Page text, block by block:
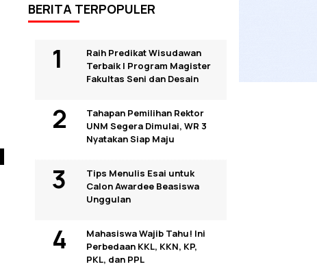
BERITA TERPOPULER
Raih Predikat Wisudawan
Terbaik I Program Magister
Fakultas Seni dan Desain
Tahapan Pemilihan Rektor
UNM Segera Dimulai, WR 3
Nyatakan Siap Maju
Tips Menulis Esai untuk
Calon Awardee Beasiswa
Unggulan
Mahasiswa Wajib Tahu! Ini
Perbedaan KKL, KKN, KP,
PKL, dan PPL